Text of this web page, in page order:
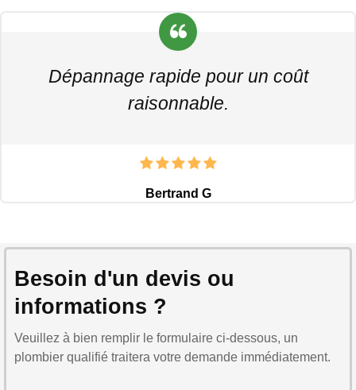
Dépannage rapide pour un coût
raisonnable.
Bertrand G
Besoin d'un devis ou
informations ?
Veuillez à bien remplir le formulaire ci-dessous, un
plombier qualifié traitera votre demande immédiatement.